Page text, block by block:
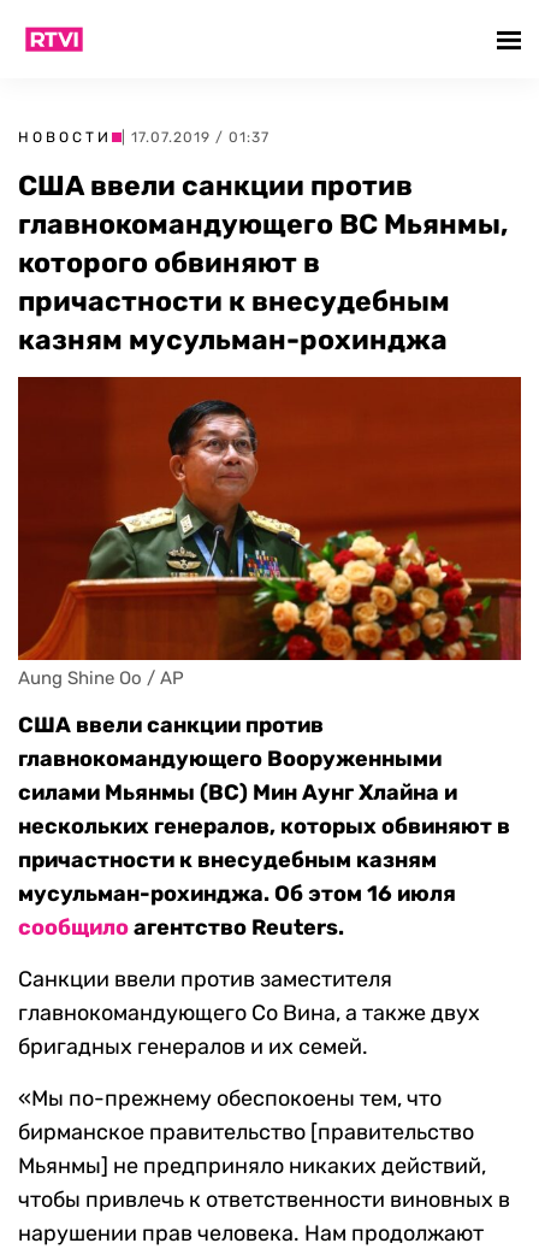
НОВОСТИ | 17.07.2019 / 01:37
США ввели санкции против
главнокомандующего ВС Мьянмы,
которого обвиняют в
причастности к внесудебным
казням мусульман-рохинджа
Aung Shine Oo / AP
США ввели санкции против
главнокомандующего Вооруженными
силами Мьянмы (ВС) Мин Аунг Хлайна и
нескольких генералов, которых обвиняют в
причастности к внесудебным казням
мусульман-рохинджа. Об этом 16 июля
сообщилоагентство Reuters.
Санкции ввели против заместителя
главнокомандующего Со Вина, а также двух
бригадных генералов и их семей.
«Мы по-прежнему обеспокоены тем, что
бирманское правительство [правительство
Мьянмы] не предприняло никаких действий,
чтобы привлечь к ответственности виновных в
нарушении прав человека. Нам продолжают